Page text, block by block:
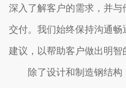
深入了解客户的需求，并
交付。我们始终保持沟通
建议，以帮助客户做出明智
除了设计和制造钢结构